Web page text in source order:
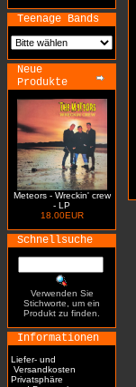
Teenage Bands
Neue
Produkte
Meteors - Wreckin' crew
- LP
18.00EUR
Schnellsuche
Verwenden Sie
Stichworte, um ein
Produkt zu finden.
Informationen
Liefer- und
Versandkosten
Privatsphäre